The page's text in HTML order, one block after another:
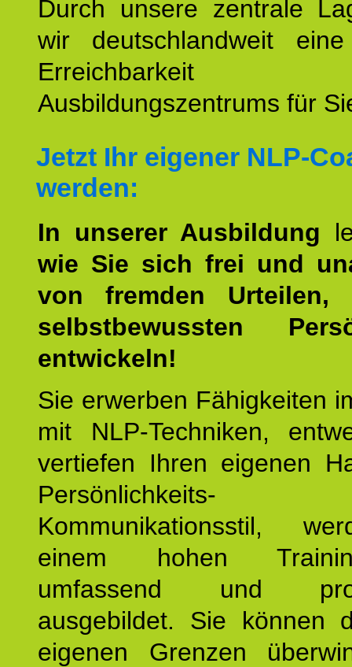
Durch unsere zentrale
wir deutschlandweit
Erreichbarkeit
Ausbildungszentrums für
Jetzt Ihr eigener NLP-
werden:
In unserer Ausbildung
wie Sie sich frei und
von fremden Urteilen,
selbstbewussten
entwickeln!
Sie erwerben Fähigkeiten
mit NLP-Techniken,
vertiefen Ihren eigenen
Kommunikationsstil,
einem hohen
umfassend und
ausgebildet. Sie können
eigenen Grenzen